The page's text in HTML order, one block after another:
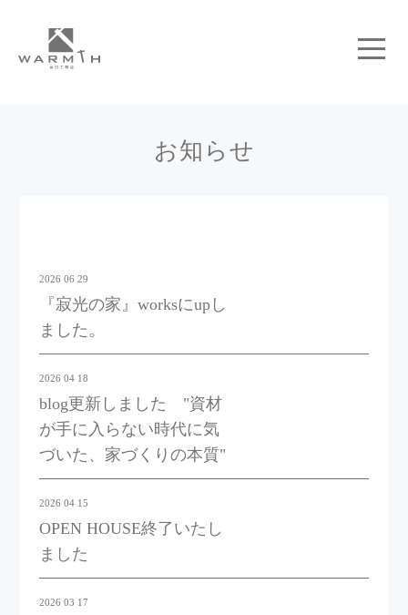
お知らせ
2026 06 29
『寂光の家』worksにupし
ました。
2026 04 18
blog更新しました "資材
が手に入らない時代に気
づいた、家づくりの本質"
2026 04 15
OPEN HOUSE終了いたし
ました
2026 03 17